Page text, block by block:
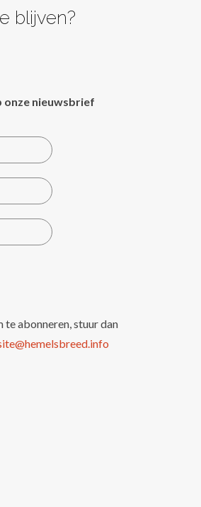
blijven?
onze nieuwsbrief
abonneren, stuur dan